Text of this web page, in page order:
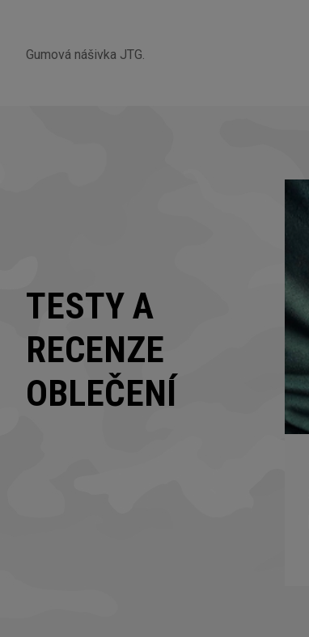
Gumová nášivka JTG.
TESTY A
RECENZE
OBLEČENÍ